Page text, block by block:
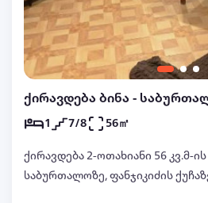
ქირავდება ბინა -
1 7/8 56㎡
ქირავდება 2-ოთახიანი 56 კვ.მ-ის
საბურთალოზე, ფანჯიკიძის